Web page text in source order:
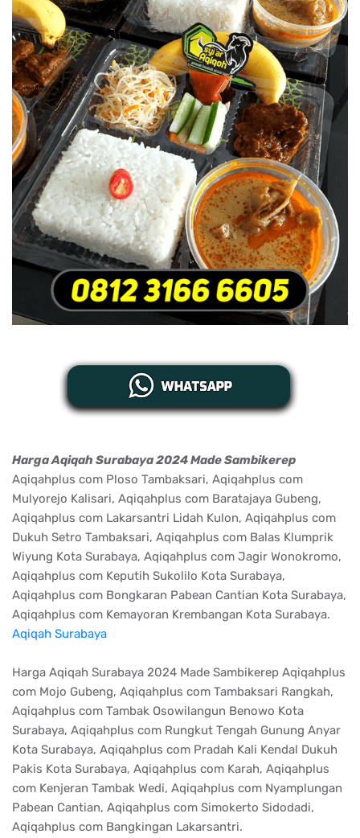
Harga Aqiqah Surabaya 2024 Made Sambikerep
Aqiqahplus com Ploso Tambaksari, Aqiqahplus com
Mulyorejo Kalisari, Aqiqahplus com Baratajaya Gubeng,
Aqiqahplus com Lakarsantri Lidah Kulon, Aqiqahplus com
Dukuh Setro Tambaksari, Aqiqahplus com Balas Klumprik
Wiyung Kota Surabaya, Aqiqahplus com Jagir Wonokromo,
Aqiqahplus com Keputih Sukolilo Kota Surabaya,
Aqiqahplus com Bongkaran Pabean Cantian Kota Surabaya,
Aqiqahplus com Kemayoran Krembangan Kota Surabaya.
Aqiqah Surabaya
Harga Aqiqah Surabaya 2024 Made Sambikerep Aqiqahplus
com Mojo Gubeng, Aqiqahplus com Tambaksari Rangkah,
Aqiqahplus com Tambak Osowilangun Benowo Kota
Surabaya, Aqiqahplus com Rungkut Tengah Gunung Anyar
Kota Surabaya, Aqiqahplus com Pradah Kali Kendal Dukuh
Pakis Kota Surabaya, Aqiqahplus com Karah, Aqiqahplus
com Kenjeran Tambak Wedi, Aqiqahplus com Nyamplungan
Pabean Cantian, Aqiqahplus com Simokerto Sidodadi,
Aqiqahplus com Bangkingan Lakarsantri.